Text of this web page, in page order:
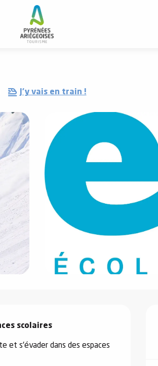
J'y vais en train !
scolaires
et s'évader dans des espaces